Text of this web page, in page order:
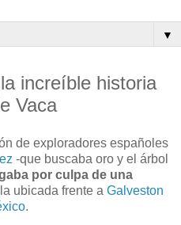
▼
increíble historia
Vaca
de exploradores españoles
-que buscaba oro y el árbol
por culpa de una
ubicada frente a Galveston
.